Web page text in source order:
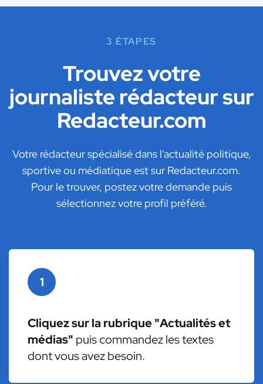
3 ÉTAPES
Trouvez votre
journaliste rédacteur sur
Redacteur.com
Votre rédacteur spécialisé dans l'actualité politique,
sportive ou médiatique est sur Redacteur.com.
Pour le trouver, postez votre demande puis
sélectionnez votre profil préféré.
1
Cliquez sur la rubrique "Actualités et
médias" puis commandez les textes
dont vous avez besoin.